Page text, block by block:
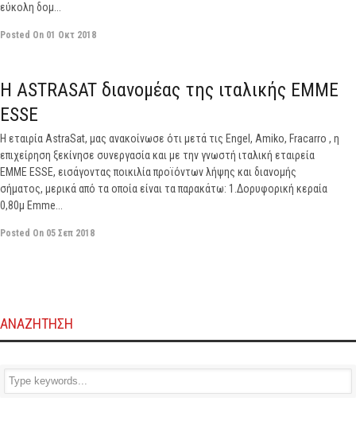
εύκολη δομ...
Posted On 01 Οκτ 2018
H ASTRASAT διανομέας της ιταλικής EMME
ESSE
Η εταιρία AstraSat, μας ανακοίνωσε ότι μετά τις Engel, Amiko, Fracarro , η
επιχείρηση ξεκίνησε συνεργασία και με την γνωστή ιταλική εταιρεία
EMME ESSE, εισάγοντας ποικιλία προϊόντων λήψης και διανομής
σήματος, μερικά από τα οποία είναι τα παρακάτω: 1.Δορυφορική κεραία
0,80μ Emme...
Posted On 05 Σεπ 2018
ΑΝΑΖΗΤΗΣΗ